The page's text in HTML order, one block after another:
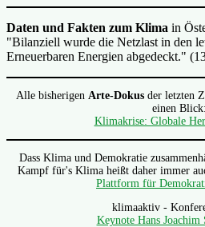
Daten und Fakten zum Klima in
"Bilanziell wurde die Netzlast in den
Erneuerbaren Energien abgedeckt."
Alle bisherigen Arte-Dokusder letzten
einen Blick:
Klimakrise: Globale
Dass Klima und Demokratie
Kampf für's Klima heißt daher immer
Plattform für
klimaaktiv -
Keynote Hans Joachim